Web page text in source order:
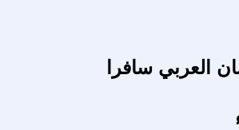
العربي سافرا